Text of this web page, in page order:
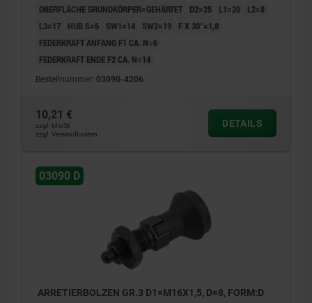
OBERFLÄCHE GRUNDKÖRPER=GEHÄRTET
D2=25 L1=20
L2=8
L3=17
HUB S=6 SW1=14 SW2=19
F X 30°=1,8
FEDERKRAFT ANFANG F1 CA. N=6
FEDERKRAFT ENDE F2 CA. N=14
Bestellnummer: 03090-4206
10,21 €
zzgl. MwSt.
zzgl. Versandkosten
DETAILS
03090 D
ARRETIERBOLZEN GR.3 D1=M16X1,5, D=8, FORM:D